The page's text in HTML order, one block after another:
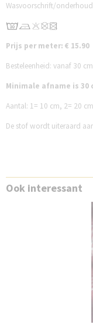
Wasvoorschrift/
Prijs per meter: € 15.90
Besteleenheid: vanaf 30
Minimale afname is 30
Aantal: 1= 10 cm, 2= 20
De stof wordt uiteraard
Ook interessant